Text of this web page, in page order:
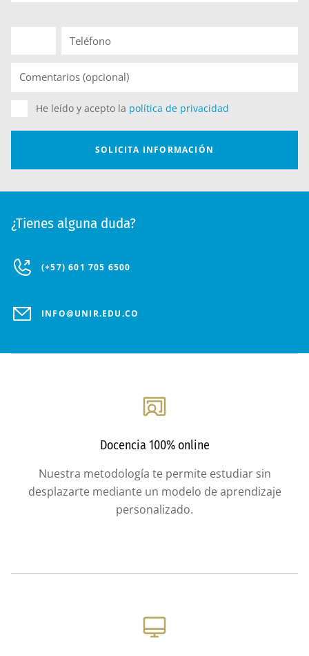
¿Tienes alguna duda?
(+57) 601 705 6500
INFO@UNIR.EDU.CO
Docencia 100% online
Nuestra metodología te permite estudiar sin
desplazarte mediante un modelo de aprendizaje
personalizado.